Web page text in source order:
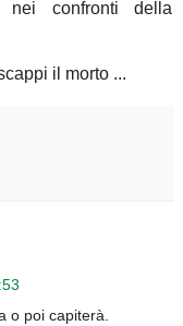
nei confronti della
il morto ...
o poi capiterà.